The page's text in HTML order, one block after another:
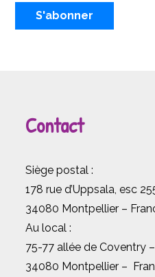
Contact
Siège postal :
178 rue d’Uppsala, esc
34080 Montpellier –
Au local :
75-77 allée de Coventry
34080 Montpellier –